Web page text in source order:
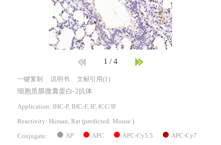
1 /4
一键复制 说明书 文献引用(1)
细胞质膜微囊蛋白-2抗体
Application: IHC-P, IHC-F, IF, ICC/IF
Reactivity: Human, Rat (predicted: Mouse )
Conjugate: AP APC APC-Cy5.5 APC-Cy7